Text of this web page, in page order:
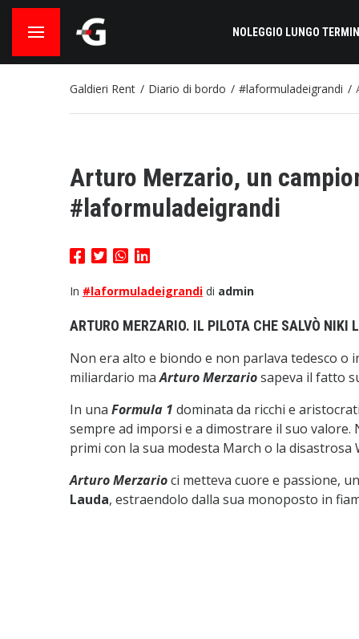
NOLEGGIO LUNGO
Galdieri Rent Diario di bordo #laformuladeigrandi
Arturo Merzario, un
#laformuladeigrandi
In #laformuladeigrandi di admin
ARTURO MERZARIO. IL PILOTA CHE SALVÒ NIKI
Non era alto e biondo e non parlava tedesco o
miliardario maArturo Merzariosapeva il fatto
In una Formula 1 dominata da ricchi e
sempre ad imporsi e a dimostrare il suo
primi con la sua modesta March o la disastrosa
Arturo Merzarioci metteva cuore e passione,
Lauda, estraendolo dalla sua monoposto in